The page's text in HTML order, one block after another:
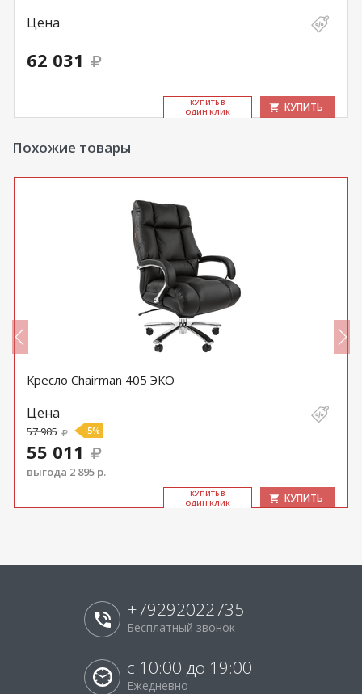
Цена
62 031
КУ­ПИТЬ В
ОДИН КЛИК
КУПИТЬ
Похожие товары
Кресло Chairman 405 ЭКО
Цена
57 905 -5%
55 011
выгода 2 895 р.
КУ­ПИТЬ В
ОДИН КЛИК
КУПИТЬ
+79292022735
Бесплатный звонок
с 10:00 до 19:00
Ежедневно